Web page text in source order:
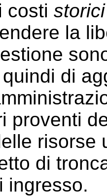
costi storici
la
di
proventi
risorse
di
ingresso.